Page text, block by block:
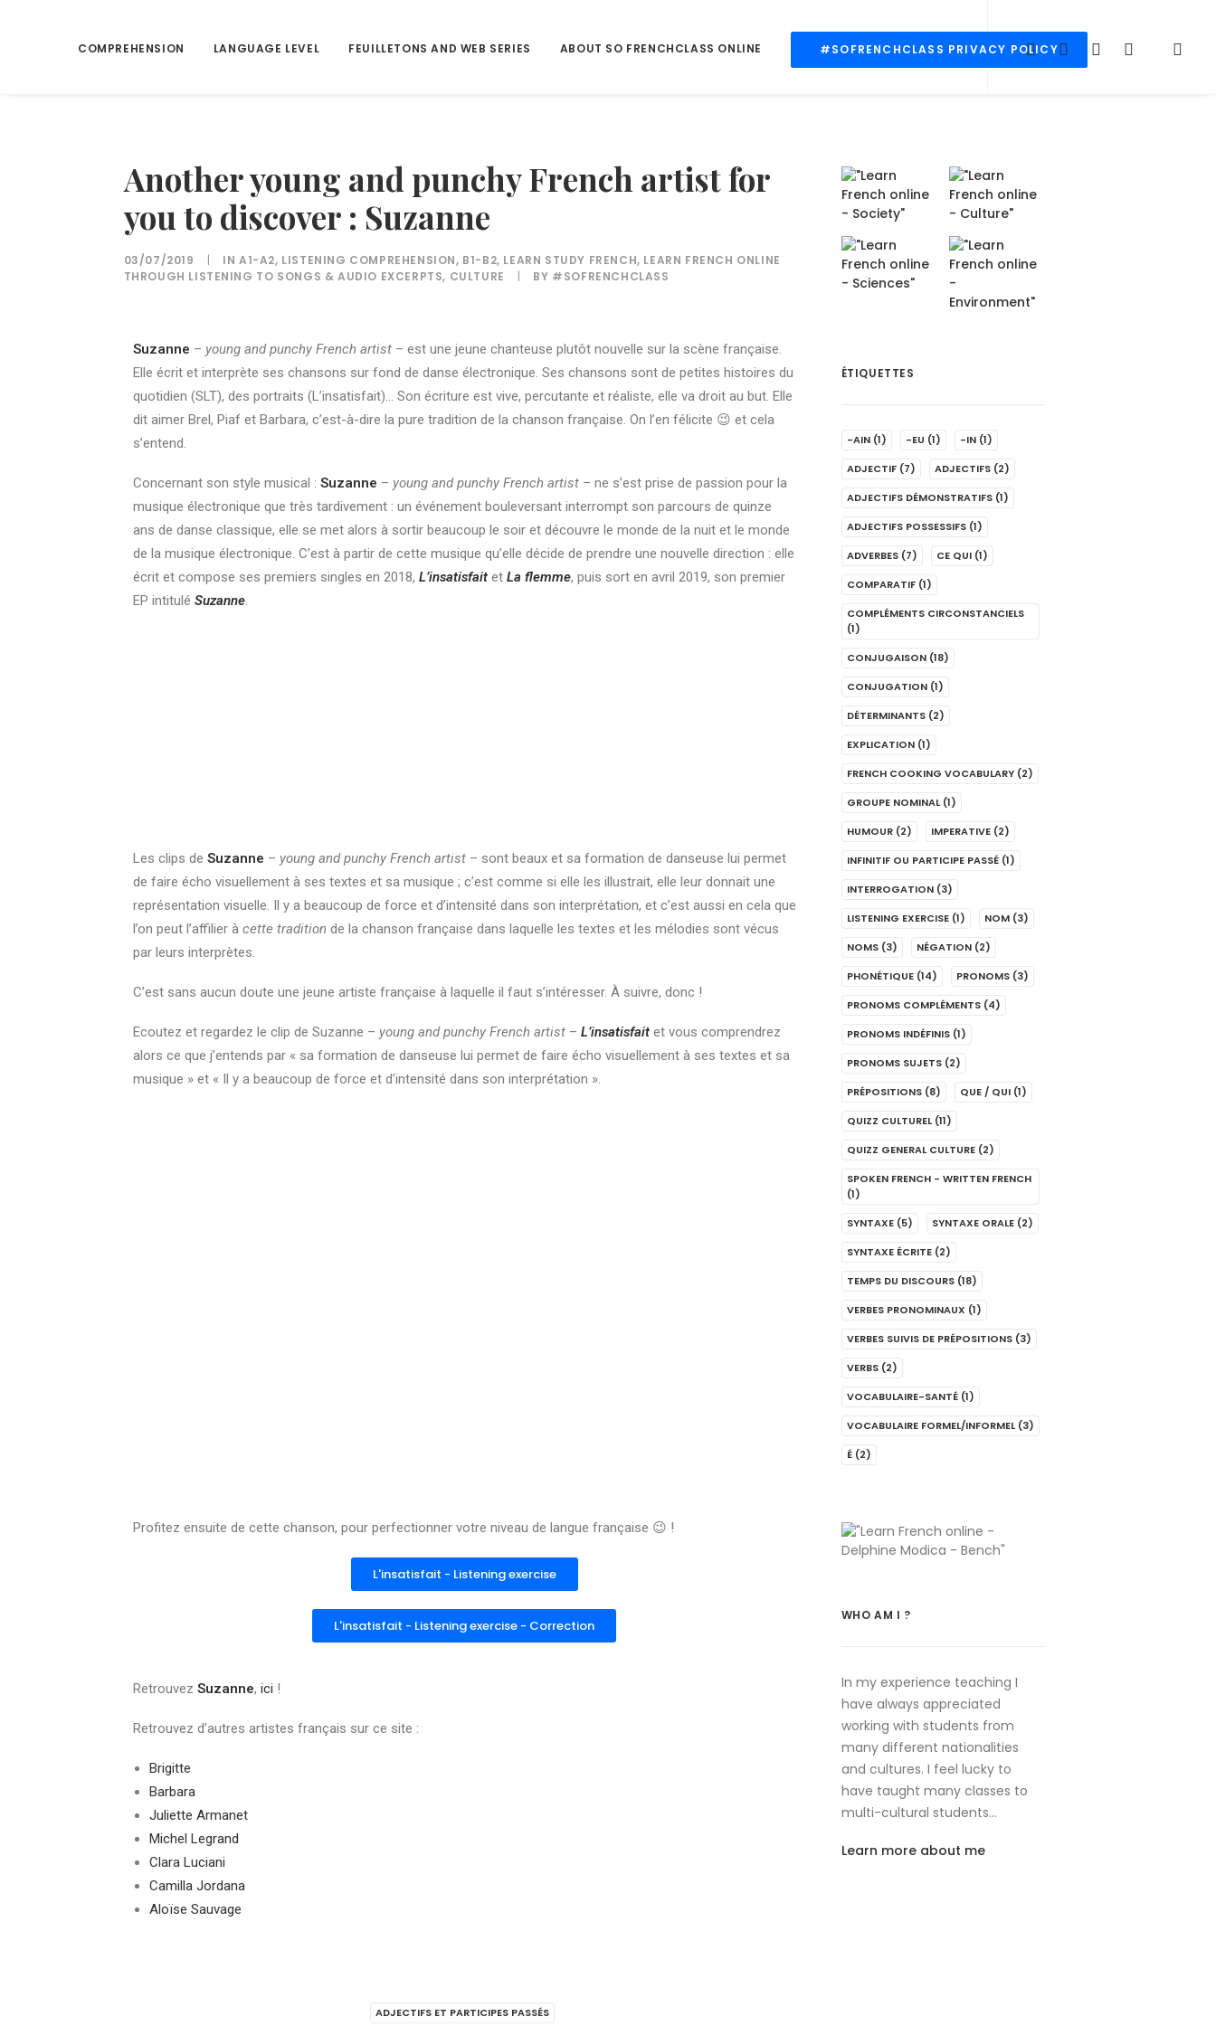
COMPREHENSION LANGUAGE LEVEL FEUILLETONS AND WEB SERIES ABOUT SO FRENCHCLASS ONLINE #SOFRENCHCLASS PRIVACY POLICY
Another young and punchy French artist for
you to discover : Suzanne
03/07/2019 | IN A1-A2, LISTENING COMPREHENSION, B1-B2, LEARN STUDY FRENCH, LEARN FRENCH ONLINE
THROUGH LISTENING TO SONGS & AUDIO EXCERPTS, CULTURE | BY #SOFRENCHCLASS
Suzanne – young and punchy French artist – est une jeune chanteuse plutôt nouvelle sur la scène française.
Elle écrit et interprète ses chansons sur fond de danse électronique. Ses chansons sont de petites histoires du
quotidien (SLT), des portraits (L’insatisfait)… Son écriture est vive, percutante et réaliste, elle va droit au but. Elle
dit aimer Brel, Piaf et Barbara, c’est-à-dire la pure tradition de la chanson française. On l’en félicite 😉 et cela
s’entend.
Concernant son style musical : Suzanne – young and punchy French artist – ne s’est prise de passion pour la
musique électronique que très tardivement : un événement bouleversant interrompt son parcours de quinze
ans de danse classique, elle se met alors à sortir beaucoup le soir et découvre le monde de la nuit et le monde
de la musique électronique. C’est à partir de cette musique qu’elle décide de prendre une nouvelle direction : elle
écrit et compose ses premiers singles en 2018, L’insatisfaitet La flemme, puis sort en avril 2019, son premier
EP intitulé Suzanne.
Les clips de Suzanne – young and punchy French artist – sont beaux et sa formation de danseuse lui permet
de faire écho visuellement à ses textes et sa musique ; c’est comme si elle les illustrait, elle leur donnait une
représentation visuelle. Il y a beaucoup de force et d’intensité dans son interprétation, et c’est aussi en cela que
l’on peut l’affilier à cette tradition de la chanson française dans laquelle les textes et les mélodies sont vécus
par leurs interprètes.
C’est sans aucun doute une jeune artiste française à laquelle il faut s’intéresser. À suivre, donc !
Ecoutez et regardez le clip de Suzanne – young and punchy French artist – L’insatisfaitet vous comprendrez
alors ce que j’entends par « sa formation de danseuse lui permet de faire écho visuellement à ses textes et sa
musique » et « Il y a beaucoup de force et d’intensité dans son interprétation ».
Profitez ensuite de cette chanson, pour perfectionner votre niveau de langue française 😉 !
L'insatisfait - Listening exercise
L'insatisfait - Listening exercise - Correction
Retrouvez Suzanne, ici !
Retrouvez d’autres artistes français sur ce site :
Brigitte
Barbara
Juliette Armanet
Michel Legrand
Clara Luciani
Camilla Jordana
Aloïse Sauvage
ADJECTIFS ET PARTICIPES PASSÉS
ÉTIQUETTES
-AIN(1) -EU (1) -IN(1)
ADJECTIF(7) ADJECTIFS(2)
ADJECTIFS DÉMONSTRATIFS(1)
ADJECTIFS POSSESSIFS(1)
ADVERBES(7) CE QUI(1)
COMPARATIF(1)
COMPLÉMENTS CIRCONSTANCIELS
(1)
CONJUGAISON(18)
CONJUGATION(1)
DÉTERMINANTS(2)
EXPLICATION(1)
FRENCH COOKING VOCABULARY(2)
GROUPE NOMINAL(1)
HUMOUR(2) IMPERATIVE(2)
INFINITIF OU PARTICIPE PASSÉ(1)
INTERROGATION(3)
LISTENING EXERCISE(1) NOM(3)
NOMS(3) NÉGATION(2)
PHONÉTIQUE(14) PRONOMS(3)
PRONOMS COMPLÉMENTS(4)
PRONOMS INDÉFINIS(1)
PRONOMS SUJETS(2)
PRÉPOSITIONS(8) QUE / QUI(1)
QUIZZ CULTUREL(11)
QUIZZ GENERAL CULTURE(2)
SPOKEN FRENCH - WRITTEN FRENCH
(1)
SYNTAXE(5) SYNTAXE ORALE(2)
SYNTAXE ÉCRITE(2)
TEMPS DU DISCOURS(18)
VERBES PRONOMINAUX (1)
VERBES SUIVIS DE PRÉPOSITIONS(3)
VERBS(2)
VOCABULAIRE-SANTÉ(1)
VOCABULAIRE FORMEL/INFORMEL(3)
É(2)
WHO AM I ?
In my experience teaching I
have always appreciated
working with students from
many different nationalities
and cultures. I feel lucky to
have taught many classes to
multi-cultural students…
Learn more about me